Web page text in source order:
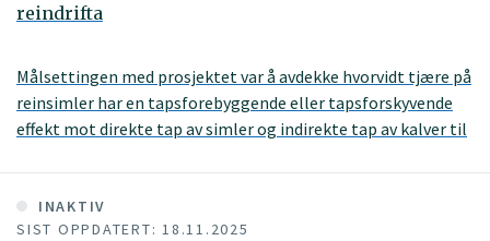
reindrifta
Målsettingen med prosjektet var å avdekke hvorvidt tjære på
reinsimler har en tapsforebyggende eller tapsforskyvende
effekt mot direkte tap av simler og indirekte tap av kalver til
INAKTIV
SIST OPPDATERT: 18.11.2025